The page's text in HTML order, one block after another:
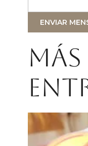
ENVIAR
Más